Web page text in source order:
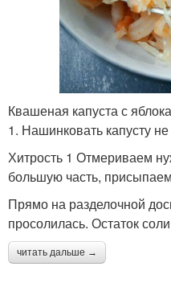
Квашеная капуста с
1. Нашинковать капусту
Хитрость 1 Отмериваем
большую часть,
Прямо на разделочной
просолилась. Остаток
читать дальше →